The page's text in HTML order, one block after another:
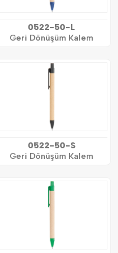
0522-50-L
Geri Dönüşüm Kalem
0522-50-S
Geri Dönüşüm Kalem